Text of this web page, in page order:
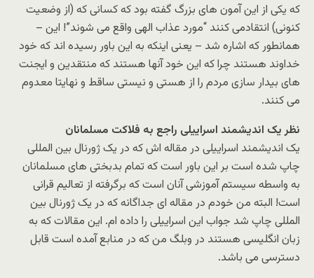
که یکی از این آمون های بزرگ گفته بود که کسانی که (از وضعیت
کنونی) انتقادمی کنند “مورد عذاب الهی واقع می شوند”! این –
همانطور که اشاره شد – یعنی اینکه به این باور رسیده اند که خود
خداوند هستند چرا که این خود آنها هستند که منتقدین و ایجنت
های بیدار سازی مردم را از هستی و نیستی ساقط و نهایتا معدوم
می کنند.
نظر یک اندیشمند اسراییلی راجع به فلاکت مسلمانان
یک اندیشمند اسراییلی در مقاله اش که در یک ژورنال بین المللی
چاپ شده است بر این باور است که تمام بدبختی های مسلمانان
به واسطه سیستم آموزشی آنان است که برگرفته از تعالیم قرانی
است! البته من خودم در مقاله ای جداگانه که در یک ژورنال بین
المللی چاپ شد جواب این اسراییلی را داده ام. این مقالات که به
زبان انگلیسی هستند در وبلگ من که در منابع آمده است قابل
دسترسی می باشد.